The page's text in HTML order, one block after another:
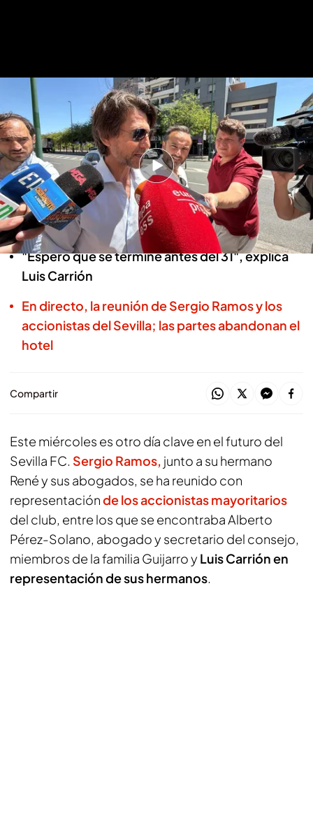
La familia Carrión responde a todo:
"Han hecho otra propuesta; como
muy tarde el lunes"
José Luis Carrión, a la salida de la reunión.Kiko Hurtado
Basilio García
Sevilla, 27 MAY 2026 - 13:28h.
"Espero que se termine antes del 31", explica
Luis Carrión
En directo, la reunión de Sergio Ramos y los
accionistas del Sevilla; las partes abandonan el
hotel
Compartir
Este miércoles es otro día clave en el futuro del
Sevilla FC. Sergio Ramos, junto a su hermano
René y sus abogados, se ha reunido con
representaciónde los accionistas mayoritarios
del club, entre los que se encontraba Alberto
Pérez-Solano, abogado y secretario del consejo,
miembros de la familia Guijarro y Luis Carrión en
representación de sus hermanos.